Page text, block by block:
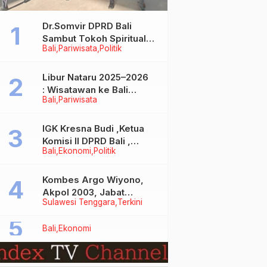
Bali Pariwisata Politik
Dr.Somvir DPRD Bali
Sambut Tokoh Spiritual
India Baba Bageshwar
Bali Pariwisata
Libur Nataru 2025–2026
: Wisatawan ke Bali
Meningkat, Isu Penurunan
Bali Ekonomi Politik
IGK Kresna Budi ,Ketua
Komisi II DPRD Bali ,
Angkat Bicara Soal
Bersubsidi Jenis Solar
Sulawesi Tenggara Terkini
Kombes Argo Wiyono,
Akpol 2003, Jabat
Dirlantas Polda Sultra
Bali Ekonomi